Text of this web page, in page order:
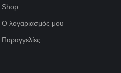
Shop
Ο λογαριασμός μου
Παραγγελίες